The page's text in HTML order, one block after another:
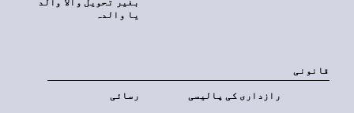
بغیر تحویل والا والد
یا والدہ
قانونی
رسائی رازداری کی پالیسی